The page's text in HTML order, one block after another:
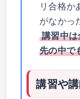
リ合格か
がなかっ
講習中
先の中で
講習や